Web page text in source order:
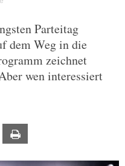
Parteitag
dem Weg in die
zeichnet
wen interessiert
Email